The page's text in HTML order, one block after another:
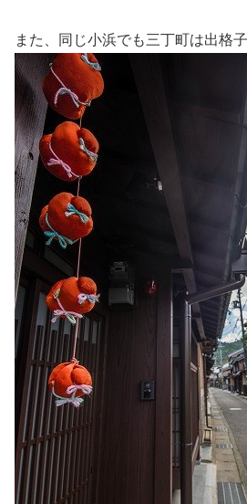
また、同じ小浜でも三丁町は出格